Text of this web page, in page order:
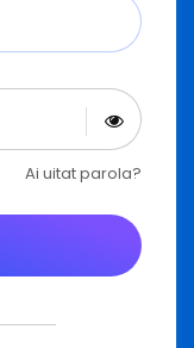
Ai uitat parola?